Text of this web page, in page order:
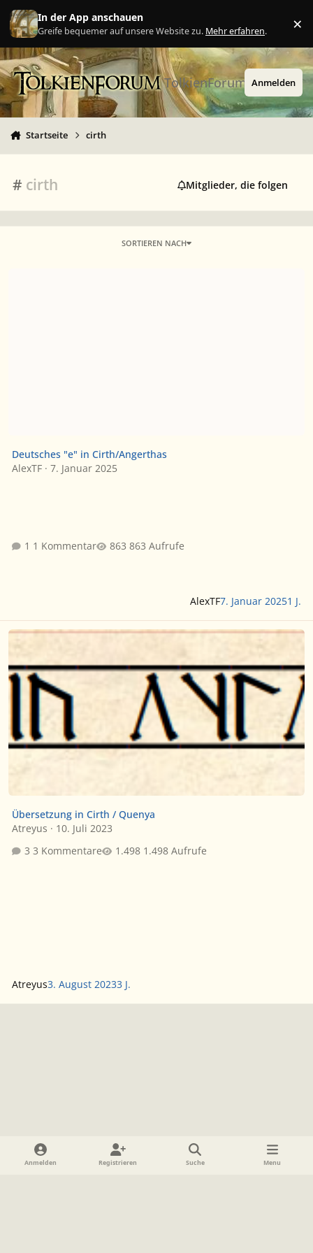
Zu Inhalt springen
In der App anschauen
Greife bequemer auf unsere Website zu. Mehr erfahren. ×
TolkienForum Anmelden
Startseite cirth
# cirth Mitglieder, die folgen
SORTIEREN NACH
Deutsches "e" in Cirth/Angerthas
AlexTF· 7. Januar 2025
1 Kommentar 863 Aufrufe
AlexTF7. Januar 20251 J.
Übersetzung in Cirth / Quenya
Übersetzung in Cirth / Quenya
Atreyus · 10. Juli 2023
3 Kommentare
1.498 Aufrufe
Atreyus3. August 20233 J.
Heller Modus
Dunkler ModusSystemeinstellung
Anmelden Registrieren Suche Menu